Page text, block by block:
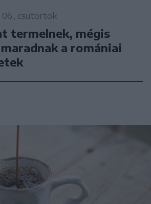
06., csütörtök
termelnek, mégis
a romániai